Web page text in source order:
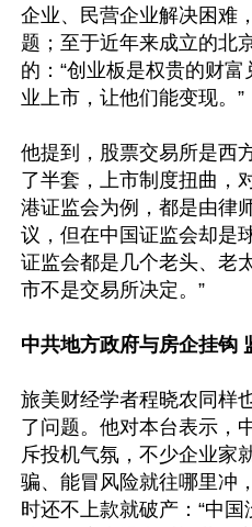
企业、民营企业解决困难
题；至于近年来成立的北
的：“创业板是权贵的财
业上市，让他们能变现。”
他提到，股票交易所是西
了半套，上市制度扭曲，
港证监会为例，都是由律
议，但在中国证监会却是
证监会都是几个老头、老
市不是交易所决定。”
中共地方政府与房企挂钩
旅美财经学者程晓农同样
了问题。他对本台表示，
斥投机气氛，不少企业家
骗、能冒风险就往哪里冲
时还不上款就破产：“中